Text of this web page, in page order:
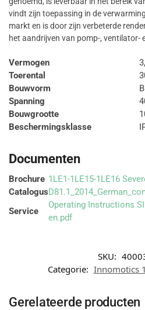
vindt zijn toepassing in de
markt en is door zijn verbeterde
het aandrijven van pomp-, ventilator-
Vermogen
Toerental
Bouwvorm
Spanning
Bouwgrootte
Beschermingsklasse
Documenten
Brochure 1LE1-1LE15-1LE16
Catalogus
Service
Operating Instructions
en.pdf
SKU:
Categorie: Innomotics
Gerelateerde producten